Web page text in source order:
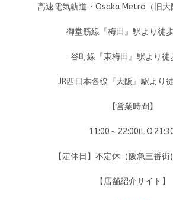
高速電気軌道・Osaka Metro（旧大
御堂筋線『梅田』駅より徒
谷町線『東梅田』駅より徒
JR西日本各線『大阪』駅より
【営業時間】
11:00～
【定休日】不定休（阪急三番街
【店舗紹介サイト】